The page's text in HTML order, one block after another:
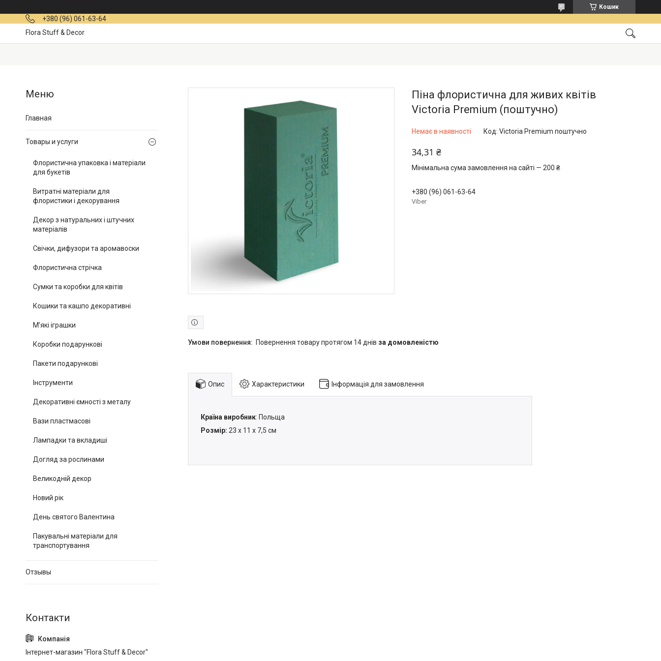
Кошик
+380 (96) 061-63-64
Flora Stuff & Decor
Піна флористична для живих квітів
Victoria Premium (поштучно)
Немає в наявності Код: Victoria Premium поштучно
34,31 ₴
Мінімальна сума замовлення на сайті — 200 ₴
+380 (96) 061-63-64
Viber
повернення товару протягом 14 днів за домовленістю
Опис Характеристики Інформація для замовлення
Країна виробник: Польща
Розмір: 23 х 11 х 7,5 см
Главная
Товары и услуги
Флористична упаковка і матеріали
для букетів
Витратні матеріали для
флористики і декорування
Декор з натуральних і штучних
матеріалів
Свічки, дифузори та аромавоски
Флористична стрічка
Сумки та коробки для квітів
Кошики та кашпо декоративні
М’які іграшки
Коробки подарункові
Пакети подарункові
Інструменти
Декоративні ємності з металу
Вази пластмасові
Лампадки та вкладиші
Догляд за рослинами
Великодній декор
Новий рік
День святого Валентина
Пакувальні матеріали для
транспортування
Отзывы
Інтернет-магазин "Flora Stuff & Decor"